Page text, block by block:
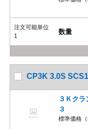
注文可能単位
1
数量
CP3K 3.0S
３Ｋク
３
標準価格（